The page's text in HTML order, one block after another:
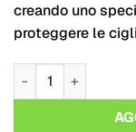
creando uno
proteggere le
Speed Up Solution